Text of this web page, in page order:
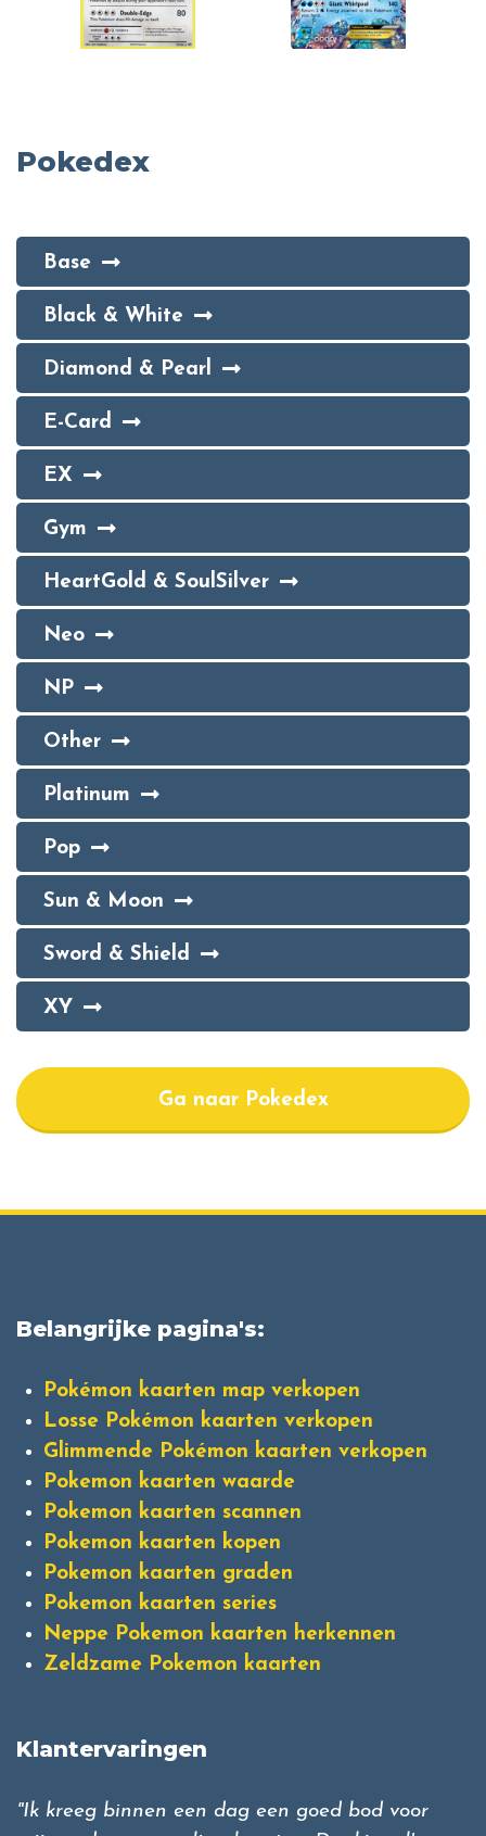
Pokedex
Base
Black & White
Diamond & Pearl
E-Card
EX
Gym
HeartGold & SoulSilver
Neo
NP
Other
Platinum
Pop
Sun & Moon
Sword & Shield
XY
Ga naar Pokedex
Belangrijke pagina's:
Pokémon kaarten map verkopen
Losse Pokémon kaarten verkopen
Glimmende Pokémon kaarten verkopen
Pokemon kaarten waarde
Pokemon kaarten scannen
Pokemon kaarten kopen
Pokemon kaarten graden
Pokemon kaarten series
Neppe Pokemon kaarten herkennen
Zeldzame Pokemon kaarten
Klantervaringen
"Ik kreeg binnen een dag een goed bod voor